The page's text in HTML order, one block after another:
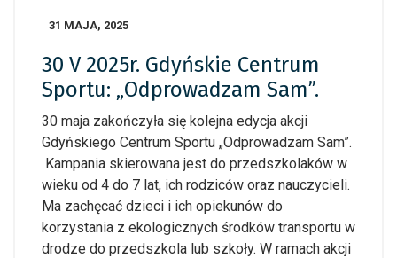
31 MAJA, 2025
30 V 2025r. Gdyńskie Centrum
Sportu: „Odprowadzam Sam”.
30 maja zakończyła się kolejna edycja akcji
Gdyńskiego Centrum Sportu „Odprowadzam Sam”.
Kampania skierowana jest do przedszkolaków w
wieku od 4 do 7 lat, ich rodziców oraz nauczycieli.
Ma zachęcać dzieci i ich opiekunów do
korzystania z ekologicznych środków transportu w
drodze do przedszkola lub szkoły. W ramach akcji